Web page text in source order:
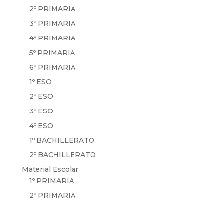
2º PRIMARIA
3º PRIMARIA
4º PRIMARIA
5º PRIMARIA
6º PRIMARIA
1º ESO
2º ESO
3º ESO
4º ESO
1º BACHILLERATO
2º BACHILLERATO
Material Escolar
1º PRIMARIA
2º PRIMARIA